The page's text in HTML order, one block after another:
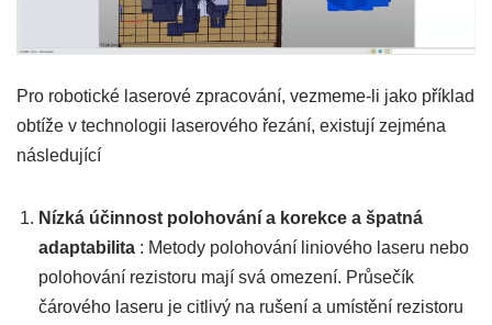
Pro robotické laserové zpracování, vezmeme-li jako příklad
obtíže v technologii laserového řezání, existují zejména
následující
Nízká účinnost polohování a korekce a špatná
adaptabilita : Metody polohování liniového laseru nebo
polohování rezistoru mají svá omezení. Průsečík
čárového laseru je citlivý na rušení a umístění rezistoru